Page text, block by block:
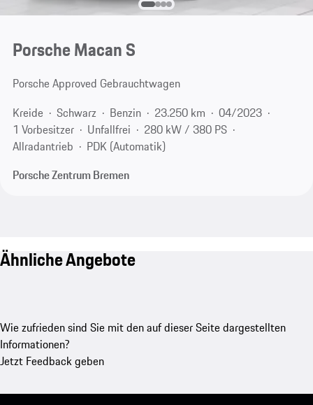
Porsche Macan S
Porsche Approved Gebrauchtwagen
Kreide
Schwarz Benzin 23.250 km
04/2023
1 Vorbesitzer
Unfallfrei
280 kW / 380 PS
Allradantrieb
PDK (Automatik)
Porsche Zentrum Bremen
Ähnliche Angebote
Wie zufrieden sind Sie mit den auf dieser Seite dargestellten
Informationen?
Jetzt Feedback geben